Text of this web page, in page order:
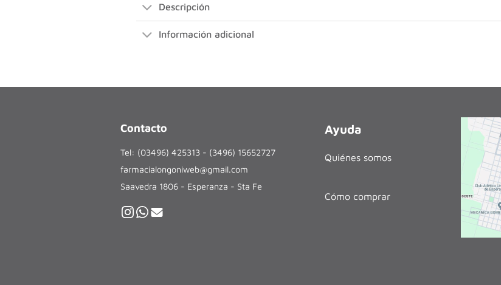
Descripción
Información adicional
Contacto
Tel: (03496) 425313 - (3496) 15652727
farmacialongoniweb@gmail.com
Saavedra 1806 - Esperanza - Sta Fe
Ayuda
Quiénes somos
Cómo comprar